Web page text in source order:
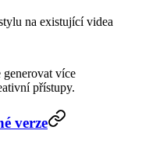
stylu na existující videa
generovat více
přístupy.
verze